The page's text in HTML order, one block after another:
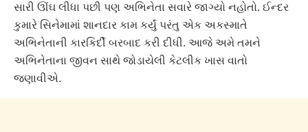
સારી ઊંઘ લીધા પછી પણ અભિનેતા સવારે જાગ્યો નહોતો. ઈન્દર
કુમારે સિનેમામાં શાનદાર કામ કર્યું પરંતુ એક અકસ્માતે
અભિનેતાની કારકિર્દી બરબાદ કરી દીધી. આજે અમે તમને
અભિનેતાના જીવન સાથે જોડાયેલી કેટલીક ખાસ વાતો
જણાવીએ.